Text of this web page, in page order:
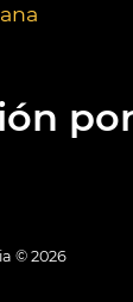
© 2026